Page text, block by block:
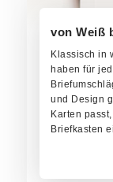
von Weiß
Klassisch in
haben für
und Design
Karten
Briefkasten